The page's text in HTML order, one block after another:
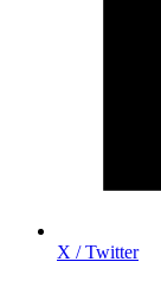
X / Twitter